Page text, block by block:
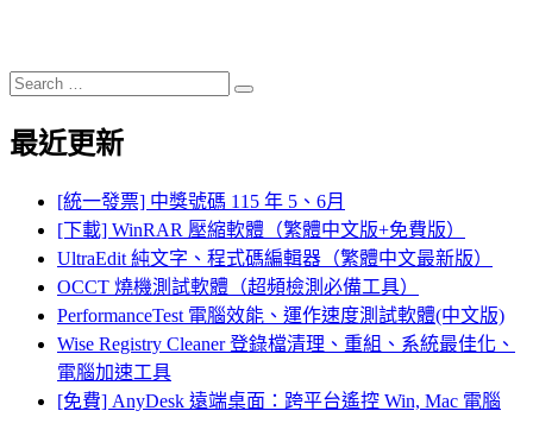
Search
for:
Search
最近更新
[統一發票] 中獎號碼 115 年 5、6月
[下載] WinRAR 壓縮軟體（繁體中文版+免費版）
UltraEdit 純文字、程式碼編輯器（繁體中文最新版）
OCCT 燒機測試軟體（超頻檢測必備工具）
PerformanceTest 電腦效能、運作速度測試軟體(中文版)
Wise Registry Cleaner 登錄檔清理、重組、系統最佳化、
電腦加速工具
[免費] AnyDesk 遠端桌面：跨平台遙控 Win, Mac 電腦